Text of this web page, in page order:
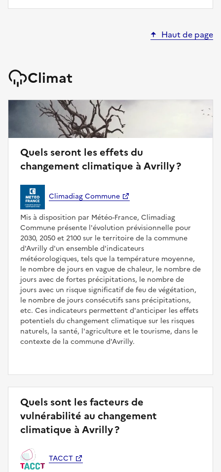
Haut de page
Climat
Quels seront les effets du
changement climatique à Avrilly ?
Climadiag Commune
Mis à disposition par Météo-France, Climadiag
Commune présente l'évolution prévisionnelle pour
2030, 2050 et 2100 sur le territoire de la commune
d'Avrilly d'un ensemble d'indicateurs
météorologiques, tels que la température moyenne,
le nombre de jours en vague de chaleur, le nombre de
jours avec de fortes précipitations, le nombre de
jours avec un risque significatif de feu de végétation,
le nombre de jours consécutifs sans précipitations,
etc. Ces indicateurs permettent d'anticiper les effets
potentiels du changement climatique sur les risques
naturels, la santé, l'agriculture et le tourisme, dans le
contexte de la commune d'Avrilly.
Quels sont les facteurs de
vulnérabilité au changement
climatique à Avrilly ?
TACCT